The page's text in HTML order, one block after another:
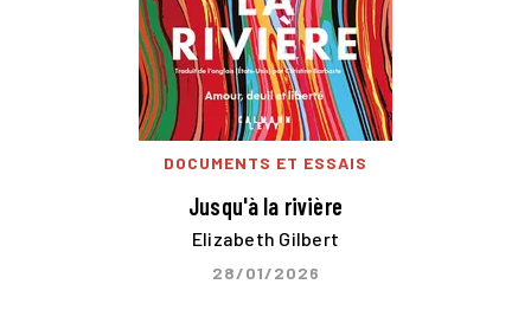
DOCUMENTS ET ESSAIS
Jusqu'à la rivière
Elizabeth Gilbert
28/01/2026